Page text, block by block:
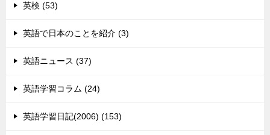
英検 (53)
英語で日本のことを紹介 (3)
英語ニュース (37)
英語学習コラム (24)
英語学習日記(2006) (153)